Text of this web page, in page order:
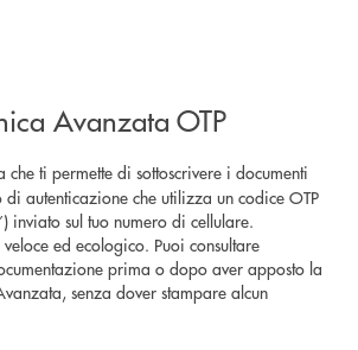
Avanzata OTP
che ti permette di sottoscrivere i documenti
autenticazione che utilizza un codice OTP
inviato sul tuo numero di cellulare.
ed ecologico. Puoi consultare
prima o dopo aver apposto la
senza dover stampare alcun